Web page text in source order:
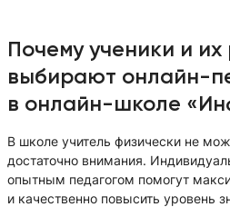
Почему ученики и
выбирают онлайн-
в онлайн-школе
В школе учитель физически не
достаточно внимания.
опытным педагогом помогут
и качественно повысить уровень